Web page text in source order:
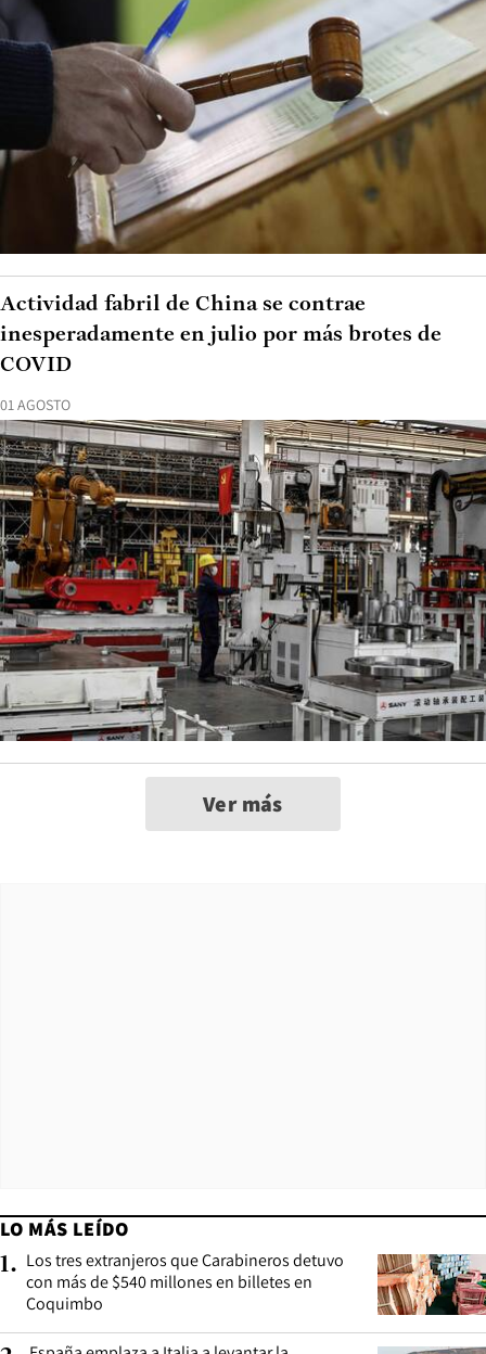
01 AGOSTO
Actividad fabril de China se contrae
inesperadamente en julio por más brotes de
COVID
Ver más
LO MÁS LEÍDO
1. Los tres extranjeros que Carabineros detuvo
con más de $540 millones en billetes en
Coquimbo